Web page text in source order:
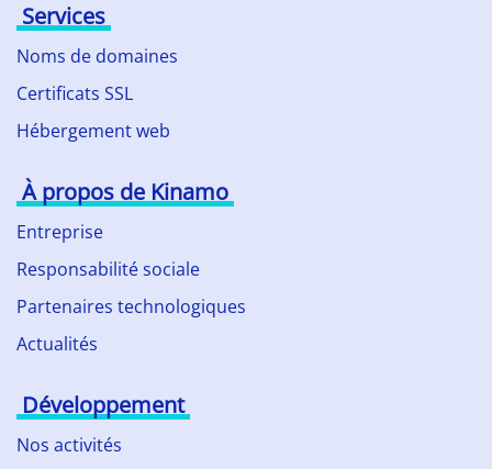
Services
Noms de domaines
Certificats SSL
Hébergement web
À propos de Kinamo
Entreprise
Responsabilité sociale
Partenaires technologiques
Actualités
Développement
Nos activités